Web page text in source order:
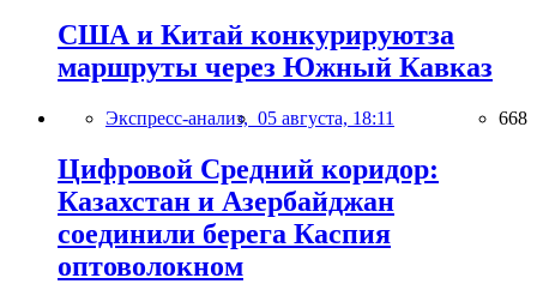
США и Китай конкурируютза
маршруты через Южный Кавказ
Экспресс-анализ, 05 августа, 18:11 668
Цифровой Средний коридор:
Казахстан и Азербайджан
соединили берега Каспия
оптоволокном